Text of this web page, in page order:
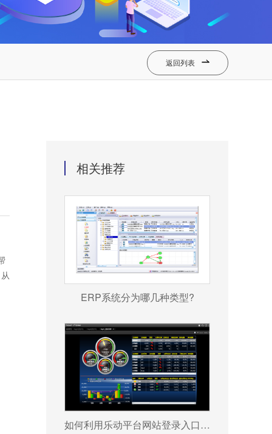
返回列表 
相关推荐
ERP系统分为哪几种类型?
如何利用乐动平台网站登录入口_乐动（中国） 帮助企业更好地规避风险?